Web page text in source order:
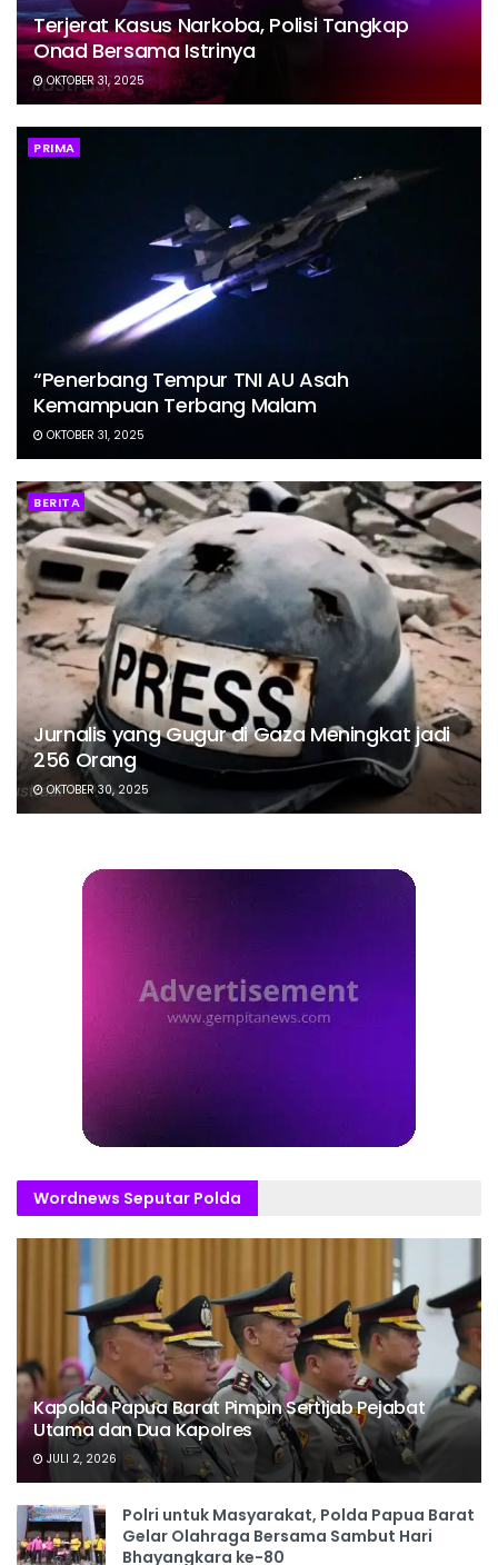
Terjerat Kasus Narkoba, Polisi Tangkap
Onad Bersama Istrinya
OKTOBER 31, 2025
PRIMA
“Penerbang Tempur TNI AU Asah
Kemampuan Terbang Malam
OKTOBER 31, 2025
BERITA
Jurnalis yang Gugur di Gaza Meningkat jadi
256 Orang
OKTOBER 30, 2025
Wordnews Seputar Polda
Kapolda Papua Barat Pimpin Sertijab Pejabat
Utama dan Dua Kapolres
JULI 2, 2026
Polri untuk Masyarakat, Polda Papua Barat
Gelar Olahraga Bersama Sambut Hari
Bhayangkara ke-80